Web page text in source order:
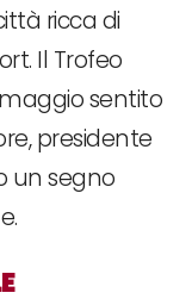
ricca di
Il Trofeo
sentito
presidente
un segno